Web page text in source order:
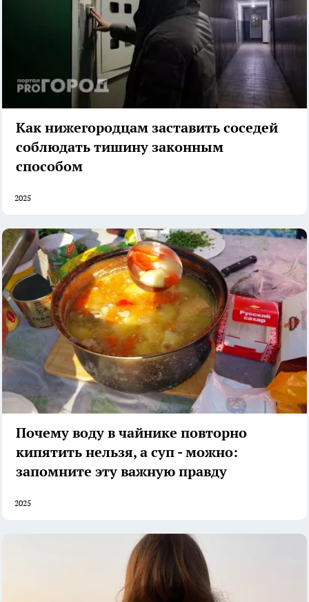
Как нижегородцам заставить соседей
соблюдать тишину законным
способом
2025
Почему воду в чайнике повторно
кипятить нельзя, а суп - можно:
запомните эту важную правду
2025